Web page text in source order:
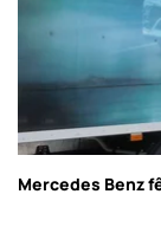
Mercedes Benz